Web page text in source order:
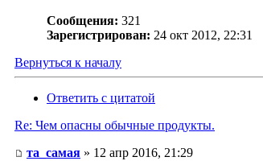
Сообщения: 321
Зарегистрирован: 24 окт 2012, 22:31
Вернуться к началу
Ответить с цитатой
Re: Чем опасны обычные продукты.
та_самая » 12 апр 2016, 21:29